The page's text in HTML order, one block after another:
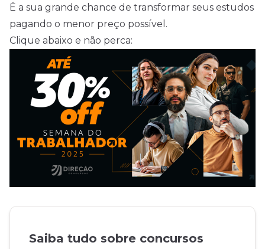
É a sua grande chance de transformar seus estudos
pagando o menor preço possível.
Clique abaixo e não perca:
Saiba tudo sobre concursos